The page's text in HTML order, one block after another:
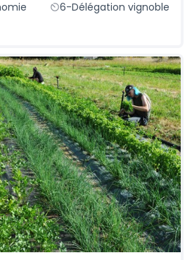
6-Délégation vignoble